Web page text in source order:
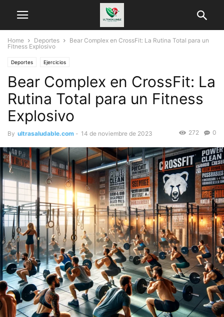
Home Deportes
Bear Complex en CrossFit: La Rutina Total para un
Fitness Explosivo
Deportes Ejercicios
Bear Complex en CrossFit: La
Rutina Total para un Fitness
Explosivo
By ultrasaludable.com - 14 de noviembre de 2023 0
272